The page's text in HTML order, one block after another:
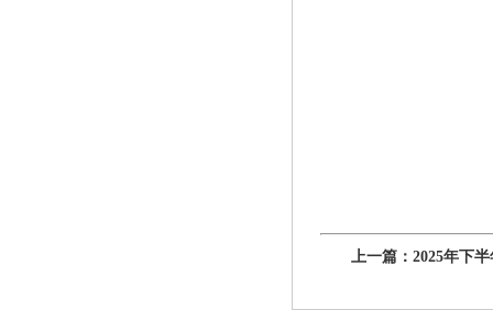
上一篇： 2025年下